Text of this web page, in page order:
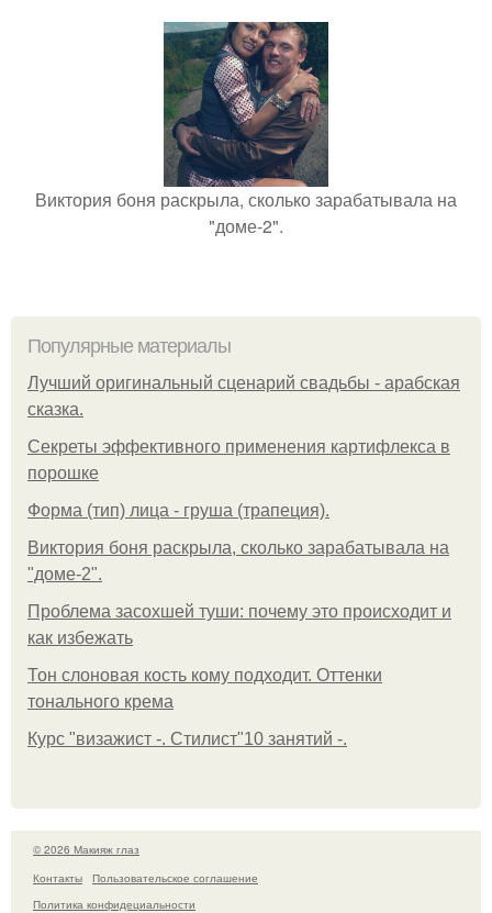
Виктория боня раскрыла, сколько зарабатывала на
"доме-2".
Популярные материалы
Лучший оригинальный сценарий свадьбы - арабская
сказка.
Секреты эффективного применения картифлекса в
порошке
Форма (тип) лица - груша (трапеция).
Виктория боня раскрыла, сколько зарабатывала на
"доме-2".
Проблема засохшей туши: почему это происходит и
как избежать
Тон слоновая кость кому подходит. Оттенки
тонального крема
Курс "визажист -. Стилист"10 занятий -.
© 2026 Макияж глаз
Контакты
Пользовательское соглашение
Политика конфидециальности